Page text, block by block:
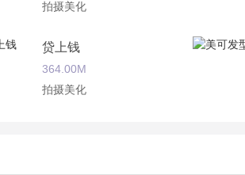
拍摄美化
贷上钱
364.00M
拍摄美化